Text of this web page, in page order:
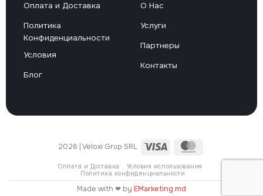
Оплата и Доставка
Политика
Конфиденциальности
Условия
Блог
О Нас
Услуги
Партнеры
Контакты
2026 | Veloxi Grup SRL Visa
Оплата и Доставка
Условия использования
Политика конфиденциальности
Made with ❤ by EMarketing.md